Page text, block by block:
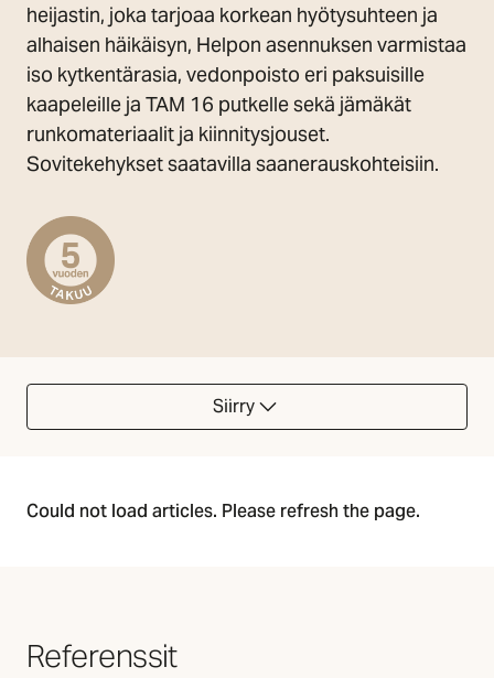
heijastin, joka tarjoaa korkean hyötysuhteen ja
alhaisen häikäisyn, Helpon asennuksen varmistaa
iso kytkentärasia, vedonpoisto eri paksuisille
kaapeleille ja TAM 16 putkelle sekä jämäkät
runkomateriaalit ja kiinnitysjouset.
Sovitekehykset saatavilla saanerauskohteisiin.
Siirry
Could not load articles. Please refresh the page.
Referenssit